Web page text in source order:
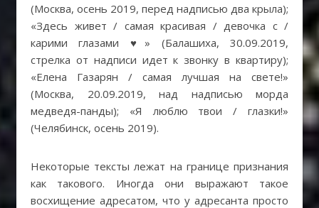
(Москва, осень 2019, перед надписью два крыла);
«Здесь живет / самая красивая / девочка с /
карими глазами ♥» (Балашиха, 30.09.2019,
стрелка от надписи идет к звонку в квартиру);
«Елена Газарян / самая лучшая на свете!»
(Москва, 20.09.2019, над надписью морда
медведя-панды); «Я люблю твои / глазки!»
(Челябинск, осень 2019).
Некоторые тексты лежат на границе признания
как такового. Иногда они выражают такое
восхищение адресатом, что у адресанта просто